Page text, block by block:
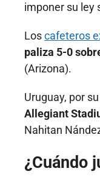
imponer su ley
Loscafeteros
paliza 5-0
(Arizona).
Uruguay, por
Allegiant
Nahitan
¿Cuándo